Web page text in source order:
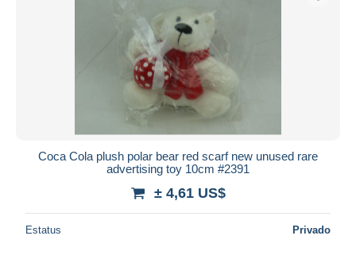
Subastas sin pujas
Casa de subastas
Todas las duraciones
Cerrando dentro
Coca Cola plush polar bear red scarf new unused rare
advertising toy 10cm #2391
± 4,61 US$
Estatus Privado